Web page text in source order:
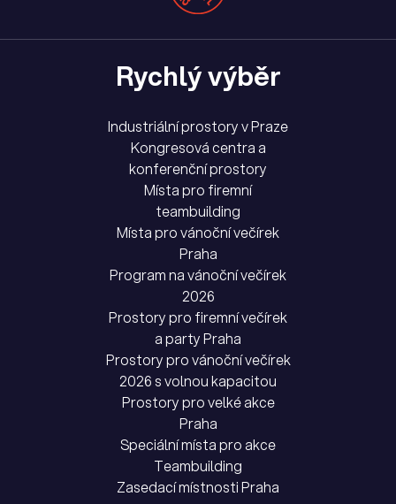
Rychlý výběr
Industriální prostory v Praze
Kongresová centra a
konferenční prostory
Místa pro firemní
teambuilding
Místa pro vánoční večírek
Praha
Program na vánoční večírek
2026
Prostory pro firemní večírek
a party Praha
Prostory pro vánoční večírek
2026 s volnou kapacitou
Prostory pro velké akce
Praha
Speciální místa pro akce
Teambuilding
Zasedací místnosti Praha